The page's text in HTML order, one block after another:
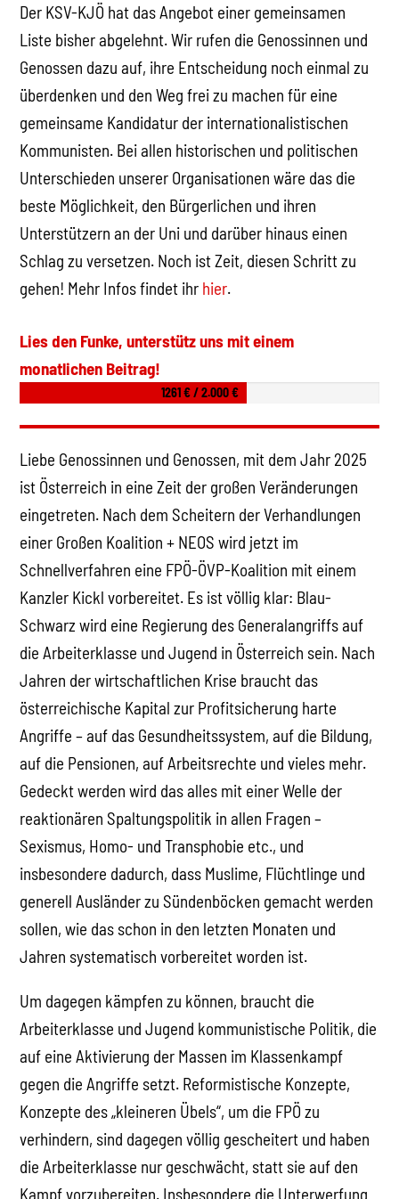
Der KSV-KJÖ hat das Angebot einer gemeinsamen
Liste bisher abgelehnt. Wir rufen die Genossinnen und
Genossen dazu auf, ihre Entscheidung noch einmal zu
überdenken und den Weg frei zu machen für eine
gemeinsame Kandidatur der internationalistischen
Kommunisten. Bei allen historischen und politischen
Unterschieden unserer Organisationen wäre das die
beste Möglichkeit, den Bürgerlichen und ihren
Unterstützern an der Uni und darüber hinaus einen
Schlag zu versetzen. Noch ist Zeit, diesen Schritt zu
gehen! Mehr Infos findet ihr hier.
Lies den Funke, unterstütz uns mit einem
monatlichen Beitrag!
1261 € / 2.000 €
Liebe Genossinnen und Genossen, mit dem Jahr 2025
ist Österreich in eine Zeit der großen Veränderungen
eingetreten. Nach dem Scheitern der Verhandlungen
einer Großen Koalition + NEOS wird jetzt im
Schnellverfahren eine FPÖ-ÖVP-Koalition mit einem
Kanzler Kickl vorbereitet. Es ist völlig klar: Blau-
Schwarz wird eine Regierung des Generalangriffs auf
die Arbeiterklasse und Jugend in Österreich sein. Nach
Jahren der wirtschaftlichen Krise braucht das
österreichische Kapital zur Profitsicherung harte
Angriffe – auf das Gesundheitssystem, auf die Bildung,
auf die Pensionen, auf Arbeitsrechte und vieles mehr.
Gedeckt werden wird das alles mit einer Welle der
reaktionären Spaltungspolitik in allen Fragen –
Sexismus, Homo- und Transphobie etc., und
insbesondere dadurch, dass Muslime, Flüchtlinge und
generell Ausländer zu Sündenböcken gemacht werden
sollen, wie das schon in den letzten Monaten und
Jahren systematisch vorbereitet worden ist.
Um dagegen kämpfen zu können, braucht die
Arbeiterklasse und Jugend kommunistische Politik, die
auf eine Aktivierung der Massen im Klassenkampf
gegen die Angriffe setzt. Reformistische Konzepte,
Konzepte des „kleineren Übels“, um die FPÖ zu
verhindern, sind dagegen völlig gescheitert und haben
die Arbeiterklasse nur geschwächt, statt sie auf den
Kampf vorzubereiten. Insbesondere die Unterwerfung